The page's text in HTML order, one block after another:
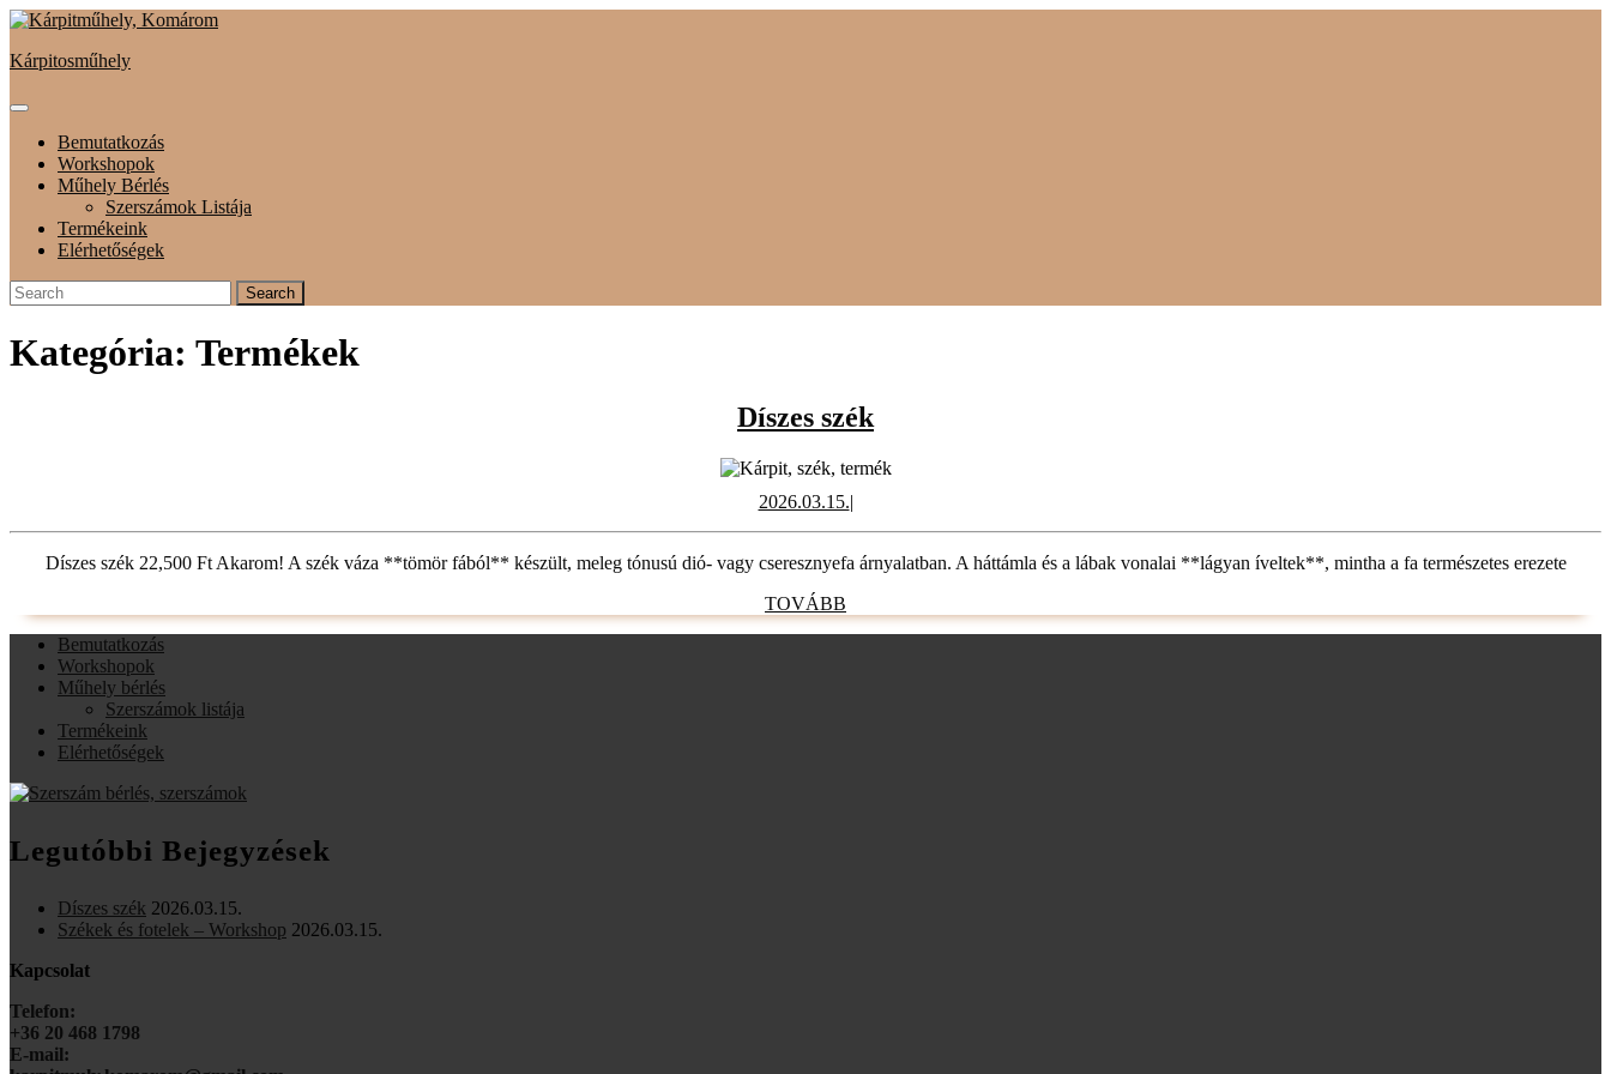
Skip
content
Kárpitosműhely
Open
ButtonBemutatkozás
Workshopok
Műhely Bérlés
Szerszámok Listája
Termékeink
Elérhetőségek
Close
Button
Search
for:
Kategória: Termékek
Díszes székDíszes
2026.03.15.2026.03.15.
|
Díszes szék 22,500 Ft Akarom! A szék váza **tömör fából** készült, meleg tónusú dió- vagy cseresznyefa árnyalatban. A háttámla és a lábak vonalai **lágyan íveltek**, mintha a fa természetes erezete
TOVÁBB
Bemutatkozás
Workshopok
Műhely bérlés
Szerszámok listája
Termékeink
Elérhetőségek
Legutóbbi Bejegyzések
Díszes szék 2026.03.15.
Székek és fotelek – Workshop 2026.03.15.
Kapcsolat
Telefon:
+36 20 468 1798
E-mail: